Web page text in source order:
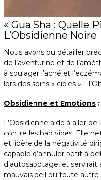
« Gua Sha : Quelle
L’Obsidienne Noire
Nous avons pu détailler
de l’aventurine et de
à soulager l’acné et
lors des soins « ciblés » :
Obsidienne et Emotions :
L’Obsidienne aide à aller de
contre les bad vibes. Elle
et libère de la négativité
capable d’annuler petit à
d’autosabotage, et
mauvais oeil ou toute